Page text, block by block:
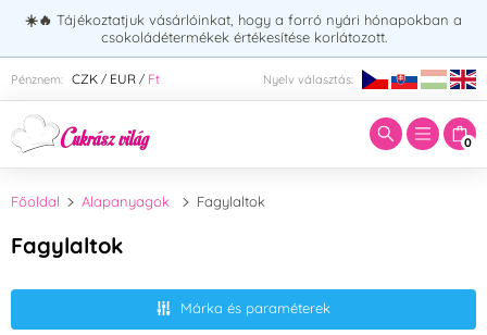
☀️🔥 Tájékoztatjuk vásárlóinkat, hogy a forró nyári hónapokban a
csokoládétermékek értékesítése korlátozott.
Pénznem: CZK / EUR / Ft Nyelv választás:
0
Adja meg a keresett kifejezést:
Főoldal Alapanyagok Fagylaltok
Fagylaltok
Márka és paraméterek